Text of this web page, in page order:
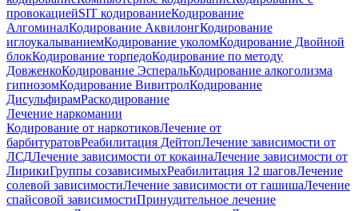
провокациейSIT кодированиеКодирование
АлгоминалКодирование АквилонгКодирование
иглоукалываниемКодирование уколомКодирование Двойной
блокКодирование торпедоКодирование по методу
ДовженкоКодирование ЭсперальКодирование алкоголизма
гипнозомКодирование ВивитролКодирование
ДисульфирамРаскодирование
Лечение наркомании
Кодирование от наркотиковЛечение от
барбитуратовРеабилитация ДейтопЛечение зависимости от
ЛСДЛечение зависимости от кокаинаЛечение зависимости от
ЛирикиГруппы созависимыхРеабилитация 12 шаговЛечение
солевой зависимостиЛечение зависимости от гашишаЛечение
спайсовой зависимостиПринудительное лечение